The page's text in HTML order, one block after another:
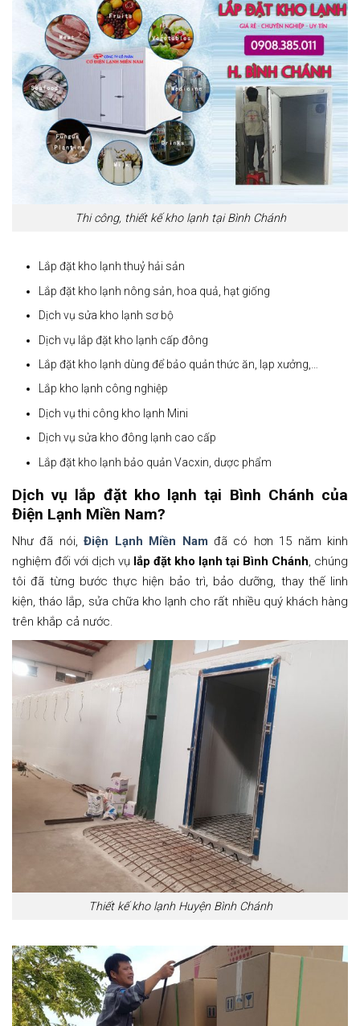
Thi công, thiết kế kho lạnh tại Bình Chánh
Lắp đặt kho lạnh thuỷ hải sản
Lắp đặt kho lạnh nông sản, hoa quả, hạt giống
Dịch vụ sửa kho lạnh sơ bộ
Dịch vụ lắp đặt kho lạnh cấp đông
Lắp đặt kho lạnh dùng để bảo quản thức ăn, lạp xưởng,…
Lắp kho lạnh công nghiệp
Dịch vụ thi công kho lạnh Mini
Dịch vụ sửa kho đông lạnh cao cấp
Lắp đặt kho lạnh bảo quản Vacxin, dược phẩm
Dịch vụ lắp đặt kho lạnh tại Bình Chánh của
Điện Lạnh Miền Nam?
Như đã nói,Điện Lạnh Miền Nam đã có hơn 15 năm kinh
nghiệm đối với dịch vụ lắp đặt kho lạnh tại Bình Chánh, chúng
tôi đã từng bước thực hiện bảo trì, bảo dưỡng, thay thế linh
kiện, tháo lắp, sửa chữa kho lạnh cho rất nhiều quý khách hàng
trên khắp cả nước.
Thiết kế kho lạnh Huyện Bình Chánh